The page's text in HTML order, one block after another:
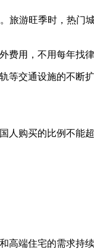
旅游旺季时，热门
费用，不用每年找律
等交通设施的不断
购买的比例不能超
高端住宅的需求持续